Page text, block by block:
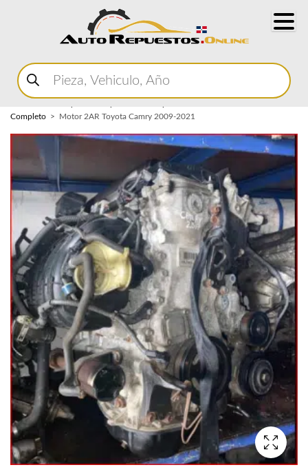
Buscar
productos
Completo
Motor 2AR Toyota Camry 2009-2021